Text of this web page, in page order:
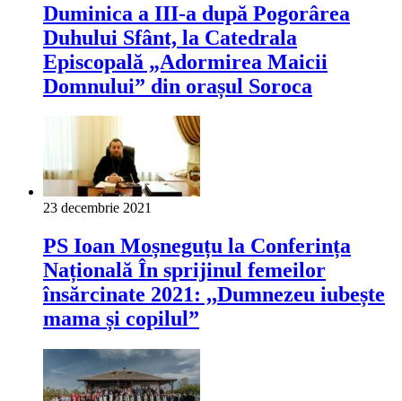
Duminica a III-a după Pogorârea
Duhului Sfânt, la Catedrala
Episcopală „Adormirea Maicii
Domnului” din orașul Soroca
23 decembrie 2021
PS Ioan Moșneguțu la Conferința
Națională În sprijinul femeilor
însărcinate 2021: ,,Dumnezeu iubește
mama și copilul”